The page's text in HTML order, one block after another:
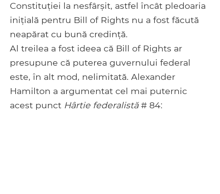
Constituției la nesfârșit, astfel încât pledoaria
inițială pentru Bill of Rights nu a fost făcută
neapărat cu bună credință.
Al treilea a fost ideea că Bill of Rights ar
presupune că puterea guvernului federal
este, în alt mod, nelimitată. Alexander
Hamilton a argumentat cel mai puternic
acest punct Hârtie federalistă# 84: